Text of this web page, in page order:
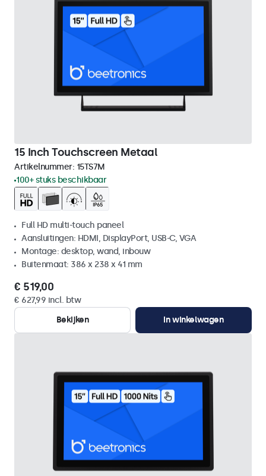
15 Inch Touchscreen Metaal
Artikelnummer: 15TS7M
100+ stuks beschikbaar
Full HD multi-touch paneel
Aansluitingen: HDMI, DisplayPort, USB-C, VGA
Montage: desktop, wand, inbouw
Buitenmaat: 386 x 238 x 41 mm
€ 519,00
€ 627,99 incl. btw
Bekijken
In winkelwagen